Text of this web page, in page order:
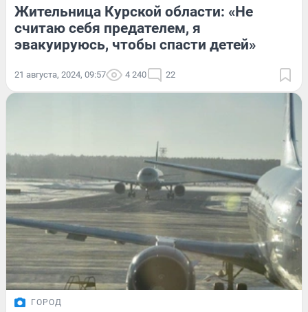
Жительница Курской области: «Не
считаю себя предателем, я
эвакуируюсь, чтобы спасти детей»
21 августа, 2024, 09:57 4 240 22
ГОРОД